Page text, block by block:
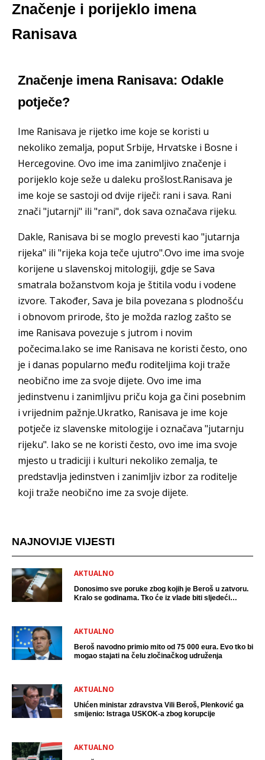
Značenje i porijeklo imena
Ranisava
Značenje imena Ranisava: Odakle
potječe?
Ime Ranisava je rijetko ime koje se koristi u
nekoliko zemalja, poput Srbije, Hrvatske i Bosne i
Hercegovine. Ovo ime ima zanimljivo značenje i
porijeklo koje seže u daleku prošlost.Ranisava je
ime koje se sastoji od dvije riječi: rani i sava. Rani
znači "jutarnji" ili "rani", dok sava označava rijeku.
Dakle, Ranisava bi se moglo prevesti kao "jutarnja
rijeka" ili "rijeka koja teče ujutro".Ovo ime ima svoje
korijene u slavenskoj mitologiji, gdje se Sava
smatrala božanstvom koja je štitila vodu i vodene
izvore. Također, Sava je bila povezana s plodnošću
i obnovom prirode, što je možda razlog zašto se
ime Ranisava povezuje s jutrom i novim
počecima.Iako se ime Ranisava ne koristi često, ono
je i danas popularno među roditeljima koji traže
neobično ime za svoje dijete. Ovo ime ima
jedinstvenu i zanimljivu priču koja ga čini posebnim
i vrijednim pažnje.Ukratko, Ranisava je ime koje
potječe iz slavenske mitologije i označava "jutarnju
rijeku". Iako se ne koristi često, ovo ime ima svoje
mjesto u tradiciji i kulturi nekoliko zemalja, te
predstavlja jedinstven i zanimljiv izbor za roditelje
koji traže neobično ime za svoje dijete.
NAJNOVIJE VIJESTI
AKTUALNO
Donosimo sve poruke zbog kojih je Beroš u zatvoru.
Kralo se godinama. Tko će iz vlade biti sljedeći
AKTUALNO
Beroš navodno primio mito od 75 000 eura. Evo tko bi
mogao stajati na čelu zločinačkog udruženja
AKTUALNO
Uhićen ministar zdravstva Vili Beroš, Plenković ga
smijenio: Istraga USKOK-a zbog korupcije
AKTUALNO